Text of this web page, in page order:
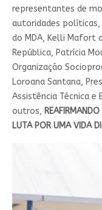
representantes de
autoridades políticas,
do MDA, Kelli Mafort
República, Patrícia
Organização
Loroana Santana,
Assistência Técnica e
outros,
LUTA POR UMA VIDA